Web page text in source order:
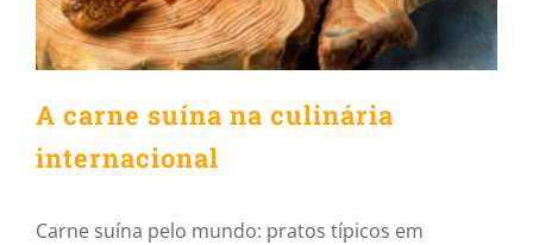
A carne suína na culinária
internacional
Carne suína pelo mundo: pratos típicos em